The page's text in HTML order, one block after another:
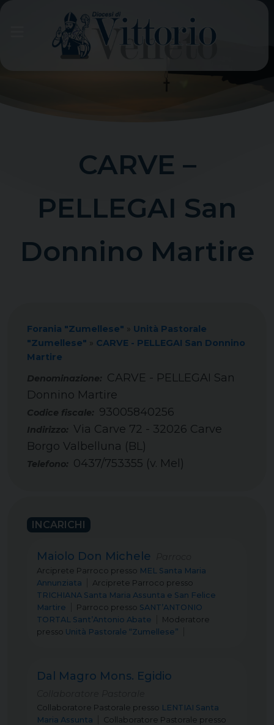
CARVE –
PELLEGAI San
Donnino Martire
Forania "Zumellese" » Unità Pastorale
"Zumellese" » CARVE - PELLEGAI San Donnino
Martire
CARVE - PELLEGAI San
Donnino Martire
Codice fiscale: 93005840256
Telefono: 0437/753355 (v. Mel)
Indirizzo: Via Carve 72 - 32026 Carve
Borgo Valbelluna (BL)
INCARICHI
Maiolo Don Michele
Arciprete Parroco presso MEL Santa Maria
Annunziata
Arciprete Parroco presso
TRICHIANA Santa Maria Assunta e San Felice
Martire
Parroco presso SANT’ANTONIO
TORTAL Sant’Antonio Abate
Moderatore
presso Unità Pastorale “Zumellese”
Dal Magro Mons. Egidio
Collaboratore Pastorale presso LENTIAI Santa
Maria Assunta
Collaboratore Pastorale presso